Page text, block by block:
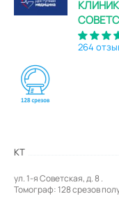
264
КТ
ул. 1-я Советская, д. 8 .
Томограф: 128 срезов